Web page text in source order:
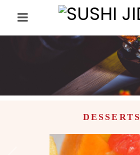
DESSERTS